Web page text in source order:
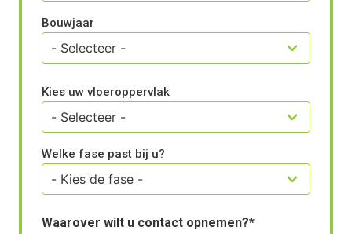
Bouwjaar
Kies uw vloeroppervlak
Welke fase past bij u?
Waarover wilt u contact opnemen?